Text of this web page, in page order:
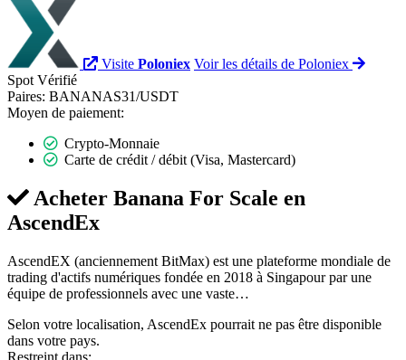
Visite Poloniex Voir les détails de Poloniex
Spot Vérifié
Paires: BANANAS31/USDT
Moyen de paiement:
Crypto-Monnaie
Carte de crédit / débit (Visa, Mastercard)
Acheter Banana For Scale en
AscendEx
AscendEX (anciennement BitMax) est une plateforme mondiale de
trading d'actifs numériques fondée en 2018 à Singapour par une
équipe de professionnels avec une vaste…
Selon votre localisation, AscendEx pourrait ne pas être disponible
dans votre pays.
Restreint dans: